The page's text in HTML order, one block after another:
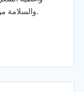
والسلامة من خلال التخلص منها بعد كل استخدام.